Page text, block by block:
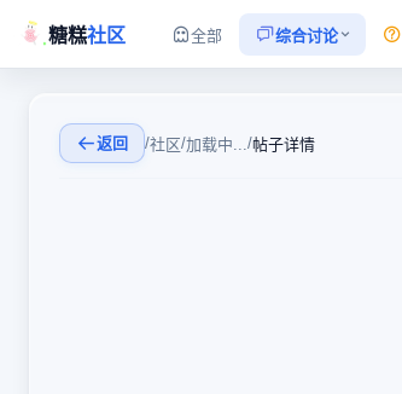
糖糕社区 全部 综合讨论
返回 /社区/加载中.../帖子详情